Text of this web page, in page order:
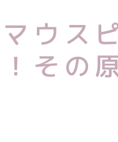
上顎前突（出っ歯）
下顎前突（受け口）
上下顎前突（口元が
ウス
その